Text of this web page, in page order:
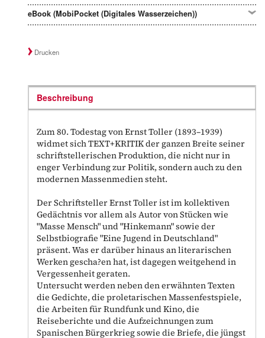
eBook (MobiPocket (Digitales Wasserzeichen))
Drucken
Beschreibung
Zum 80. Todestag von Ernst Toller (1893–1939)
widmet sich TEXT+KRITIK der ganzen Breite seiner
schriftstellerischen Produktion, die nicht nur in
enger Verbindung zur Politik, sondern auch zu den
modernen Massenmedien steht.
Der Schriftsteller Ernst Toller ist im kollektiven
Gedächtnis vor allem als Autor von Stücken wie
"Masse Mensch" und "Hinkemann" sowie der
Selbstbiografie "Eine Jugend in Deutschland"
präsent. Was er darüber hinaus an literarischen
Werken gescha?en hat, ist dagegen weitgehend in
Vergessenheit geraten.
Untersucht werden neben den erwähnten Texten
die Gedichte, die proletarischen Massenfestspiele,
die Arbeiten für Rundfunk und Kino, die
Reiseberichte und die Aufzeichnungen zum
Spanischen Bürgerkrieg sowie die Briefe, die jüngst